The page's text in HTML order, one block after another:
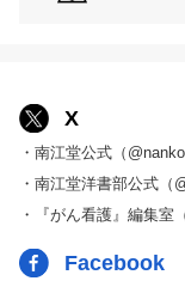
X
・南江堂公式（
・南江堂洋書部公式（
・『がん看護』編集室
Facebook